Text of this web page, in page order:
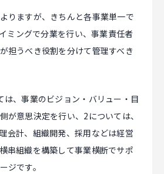
りますが、きちんと各事業単一で
ミングで分業を行い、事業責任者
担うべき役割を分けて管理すべき
は、事業のビジョン・バリュー・目
が意思決定を行い、2については、
会計、組織開発、採用などは経営
串組織を構築して事業横断でサポ
ジです。